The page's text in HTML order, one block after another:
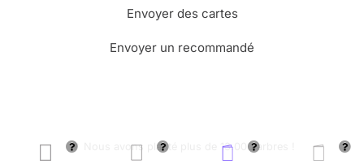
Envoyer des cartes
Envoyer un recommandé
🌳 Nous avons planté plus de 13.000 arbres !